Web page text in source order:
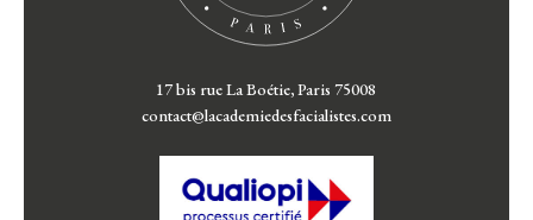
17 bis rue La Boétie, Paris 75008
contact@lacademiedesfacialistes.com